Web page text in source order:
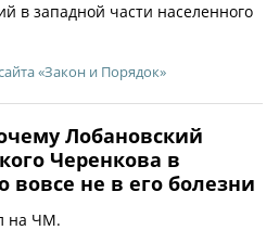
в западной части населенного
«Закон и Порядок»
Лобановский
Черенкова в
вовсе не в его болезни
на ЧМ.